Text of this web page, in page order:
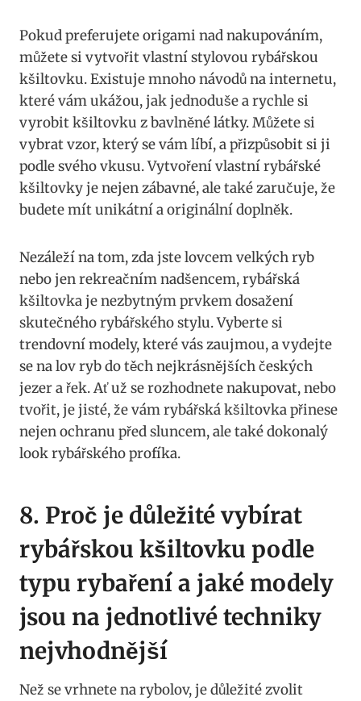
Pokud preferujete​ origami nad nakupováním,
můžete ⁢si vytvořit⁢ vlastní stylovou rybářskou
kšiltovku. Existuje ⁢mnoho‍ návodů na internetu,
které vám ukážou, jak ‌jednoduše a rychle si
vyrobit kšiltovku‌ z bavlněné látky. Můžete si
vybrat‌ vzor, který se vám líbí, a přizpůsobit si ji
podle svého vkusu. Vytvoření vlastní rybářské
kšiltovky je nejen zábavné, ale také zaručuje, že⁣
budete mít ‌unikátní a originální doplněk.
Nezáleží na tom, zda⁣ jste lovcem velkých ryb
nebo jen⁢ rekreačním ‍nadšencem, rybářská
kšiltovka je nezbytným prvkem ‌dosažení
skutečného rybářského stylu. Vyberte si
⁤trendovní modely, ‌které vás⁤ zaujmou, a vydejte
se na lov ryb do těch nejkrásnějších českých
jezer a ‌řek. Ať už se rozhodnete nakupovat, nebo
tvořit, je jisté, že vám rybářská ⁣kšiltovka přinese
nejen ochranu před sluncem, ale‌ také dokonalý​
look rybářského profíka.
8. Proč je důležité ‌vybírat
rybářskou kšiltovku ⁢podle
typu⁢ rybaření‍ a jaké modely
‌jsou na‌ jednotlivé ‍techniky
nejvhodnější
Než se⁢ vrhnete na rybolov, je důležité‌ zvolit